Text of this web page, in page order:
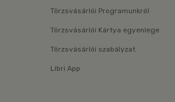
Törzsvásárlói Programunkról
Törzsvásárlói Kártya egyenlege
Törzsvásárlói szabályzat
Libri App